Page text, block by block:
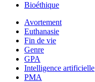
Bioéthique
Avortement
Euthanasie
Fin de vie
Genre
GPA
Intelligence artificielle
PMA